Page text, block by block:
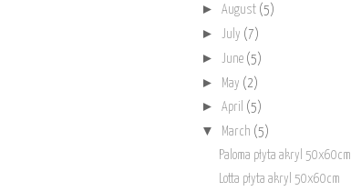
► August (5)
► July (7)
► June (5)
► May (2)
► April (5)
▼ March (5)
Paloma płyta akryl 50x60cm
Lotta płyta akryl 50x60cm